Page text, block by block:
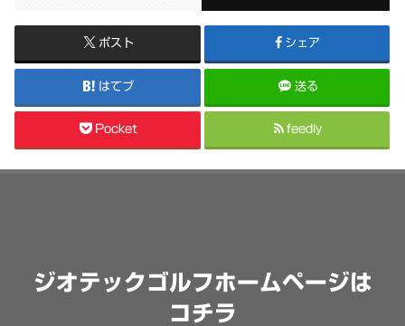
ポスト シェア
はてブ 送る
Pocket feedly
ジオテックゴルフホームページは
コチラ